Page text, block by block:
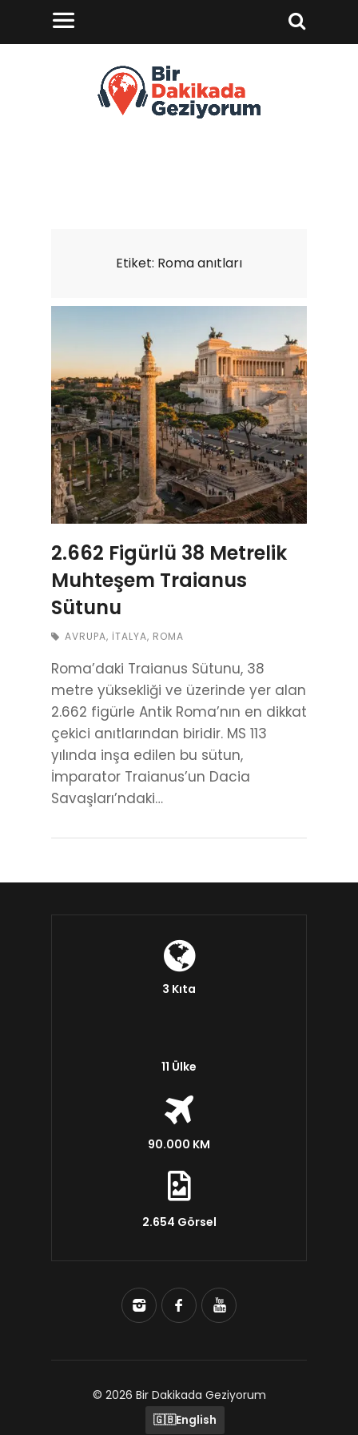
Etiket: Roma anıtları
2.662 Figürlü 38 Metrelik
Muhteşem Traianus
Sütunu
AVRUPA, İTALYA, ROMA
Roma’daki Traianus Sütunu, 38
metre yüksekliği ve üzerinde yer alan
2.662 figürle Antik Roma’nın en dikkat
çekici anıtlarından biridir. MS 113
yılında inşa edilen bu sütun,
İmparator Traianus’un Dacia
Savaşları’ndaki…
3 Kıta
11 Ülke
90.000 KM
2.654 Görsel
© 2026 Bir Dakikada Geziyorum
🇬🇧English